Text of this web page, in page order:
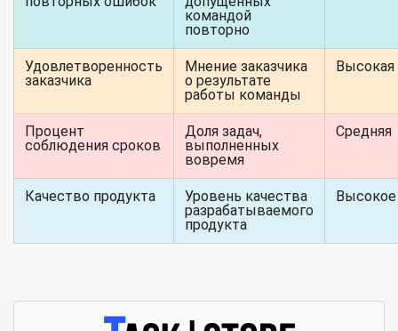
командой
повторно
Удовлетворенность
заказчика
Мнение заказчика
о результате
работы команды
Высокая
Процент
соблюдения сроков
Доля задач,
выполненных
вовремя
Средняя
Качество продукта
Уровень качества
разрабатываемого
продукта
Высокое